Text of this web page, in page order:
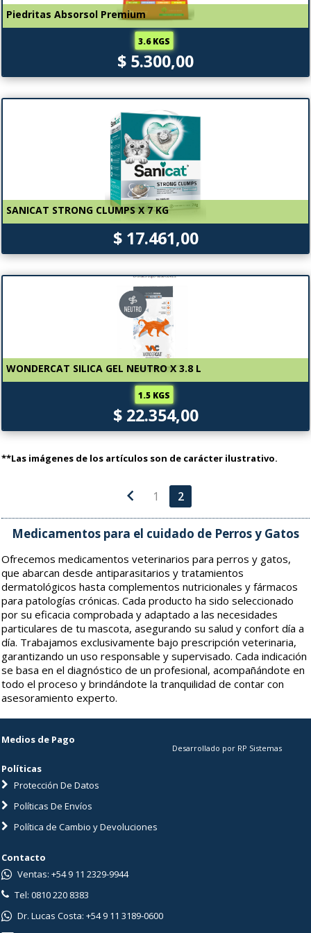
Piedritas Absorsol Premium
3.6 KGS
$ 5.300,00
SANICAT STRONG CLUMPS X 7 KG
$ 17.461,00
WONDERCAT SILICA GEL NEUTRO X 3.8 L
1.5 KGS
$ 22.354,00
**Las imágenes de los artículos son de carácter ilustrativo.
chevron_left 1 2
Medicamentos para el cuidado de Perros y Gatos
Ofrecemos medicamentos veterinarios para perros y gatos,
que abarcan desde antiparasitarios y tratamientos
dermatológicos hasta complementos nutricionales y fármacos
para patologías crónicas. Cada producto ha sido seleccionado
por su eficacia comprobada y adaptado a las necesidades
particulares de tu mascota, asegurando su salud y confort día a
día. Trabajamos exclusivamente bajo prescripción veterinaria,
garantizando un uso responsable y supervisado. Cada indicación
se basa en el diagnóstico de un profesional, acompañándote en
todo el proceso y brindándote la tranquilidad de contar con
asesoramiento experto.
Medios de Pago
Políticas
Protección De Datos
Políticas De Envíos
Política de Cambio y Devoluciones
Desarrollado por RP Sistemas
Contacto
Ventas: +54 9 11 2329-9944
Tel: 0810 220 8383
Dr. Lucas Costa: +54 9 11 3189-0600